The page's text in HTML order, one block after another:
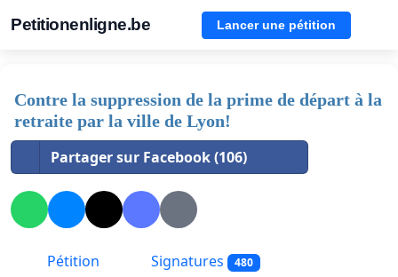
Petitionenligne.be Lancer une pétition
Contre la suppression de la prime de départ à la
retraite par la ville de Lyon!
Partager sur Facebook (106)
Pétition Signatures 480